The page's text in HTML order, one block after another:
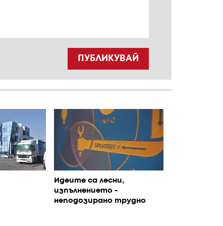
ПУБЛИКУВАЙ
Идеите са лесни,
изпълнението -
неподозирано трудно